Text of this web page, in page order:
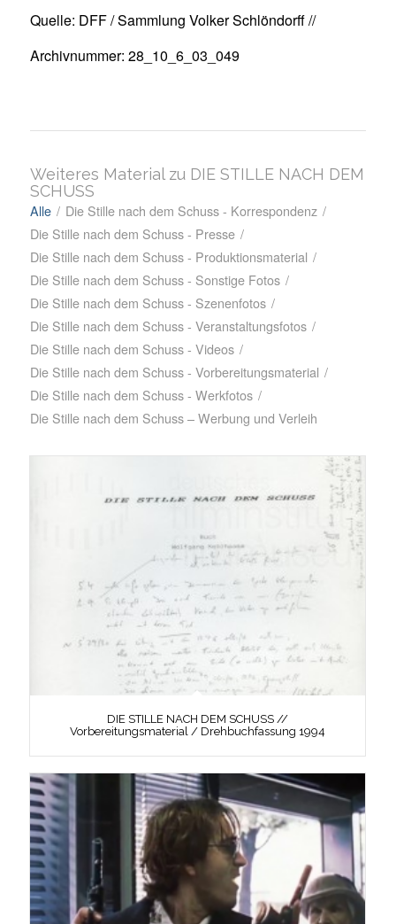
Quelle: DFF / Sammlung Volker Schlöndorff //
Archivnummer: 28_10_6_03_049
Weiteres Material zu DIE STILLE NACH DEM
SCHUSS
Alle / Die Stille nach dem Schuss - Korrespondenz /
Die Stille nach dem Schuss - Presse /
Die Stille nach dem Schuss - Produktionsmaterial /
Die Stille nach dem Schuss - Sonstige Fotos /
Die Stille nach dem Schuss - Szenenfotos /
Die Stille nach dem Schuss - Veranstaltungsfotos /
Die Stille nach dem Schuss - Videos /
Die Stille nach dem Schuss - Vorbereitungsmaterial /
Die Stille nach dem Schuss - Werkfotos /
Die Stille nach dem Schuss – Werbung und Verleih
DIE STILLE NACH DEM SCHUSS //
Vorbereitungsmaterial / Drehbuchfassung 1994